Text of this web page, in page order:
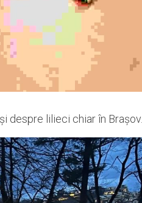
despre lilieci chiar în Brașov.